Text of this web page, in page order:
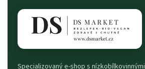
Specializovaný e-shop s